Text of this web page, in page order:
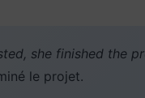
she finished the
le projet.